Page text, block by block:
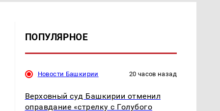
ПОПУЛЯРНОЕ
Новости Башкирии 20 часов назад
Верховный суд Башкирии отменил
оправдание «стрелку с Голубого